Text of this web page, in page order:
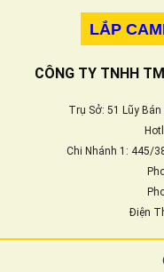
LẮP
CÔNG TY TNHH
Trụ Sở: 51 Lũy
Chi Nhánh 1: 445/
Điện